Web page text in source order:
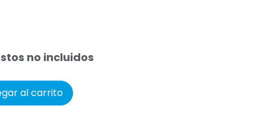
no incluidos
al carrito